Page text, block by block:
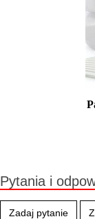
Pytania i
Zadaj pytanie